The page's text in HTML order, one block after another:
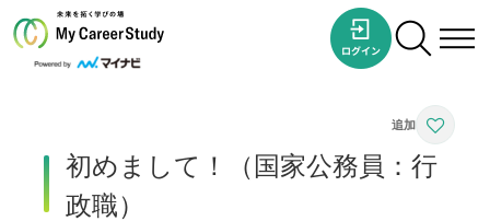
初めまして！（国家公務員：行
政職）